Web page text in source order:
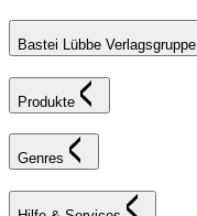
Bastei Lübbe Verlagsgruppe
Produkte
Genres